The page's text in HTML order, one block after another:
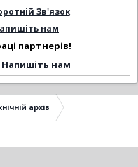
Зв'язок.
нам
партнерів!
Напишіть нам
архів